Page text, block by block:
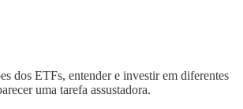
dos ETFs, entender e investir em diferentes
uma tarefa assustadora.